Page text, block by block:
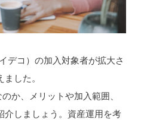
デコ）の加入対象者が拡大さ
した。
か、メリットや加入範囲、
介しましょう。資産運用を考